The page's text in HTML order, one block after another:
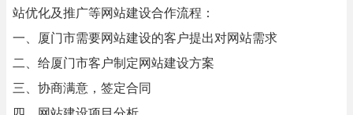
站优化及推广等网站建设合作流程：
一、厦门市需要网站建设的客户提出对网站需求
二、给厦门市客户制定网站建设方案
三、协商满意，签定合同